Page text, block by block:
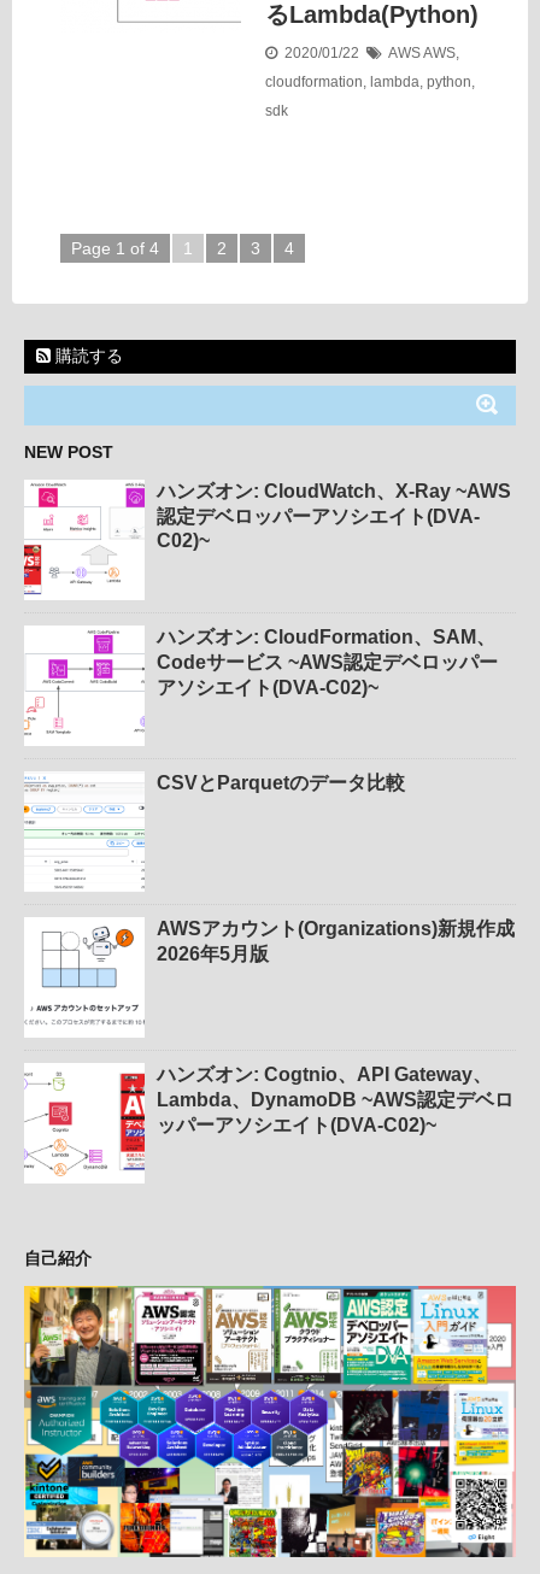
るLambda(Python)
2020/01/22 AWSAWS,
cloudformation, lambda, python,
sdk
Page 1 of 4 1 2 3 4
購読する
NEW POST
ハンズオン: CloudWatch、X-Ray ~AWS
認定デベロッパーアソシエイト(DVA-
C02)~
ハンズオン: CloudFormation、SAM、
Codeサービス ~AWS認定デベロッパー
アソシエイト(DVA-C02)~
CSVとParquetのデータ比較
AWSアカウント(Organizations)新規作成
2026年5月版
ハンズオン: Cogtnio、API Gateway、
Lambda、DynamoDB ~AWS認定デベロ
ッパーアソシエイト(DVA-C02)~
自己紹介